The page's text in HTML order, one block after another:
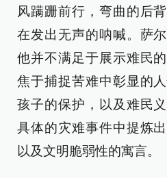
风蹒跚前行，弯曲的后
在发出无声的呐喊。萨
他并不满足于展示难民
焦于捕捉苦难中彰显的
孩子的保护，以及难民
具体的灾难事件中提炼
以及文明脆弱性的寓言。